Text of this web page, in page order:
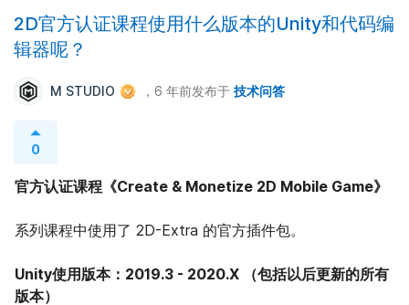
2D官方认证课程使用什么版本的Unity和代码编
辑器呢？
M STUDIO ，6 年前发布于 技术问答
0
官方认证课程《Create & Monetize 2D Mobile Game》
系列课程中使用了 2D-Extra 的官方插件包。
Unity使用版本：2019.3 - 2020.X （包括以后更新的所有
版本）